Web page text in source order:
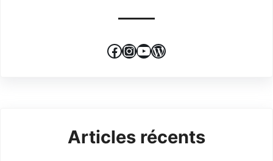
Facebook
Instagram
YouTube
WordPress
Articles récents